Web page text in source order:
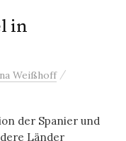
in
Weißhoff /
der Spanier und
Länder